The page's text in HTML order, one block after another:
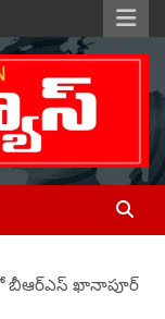
బీఆర్ఎస్ ఖానాపూర్